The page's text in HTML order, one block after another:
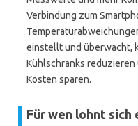
Verbindung zum
einstellt und überwacht,
Kühlschranks reduzieren
Kosten sparen.
Für wen lohnt sich